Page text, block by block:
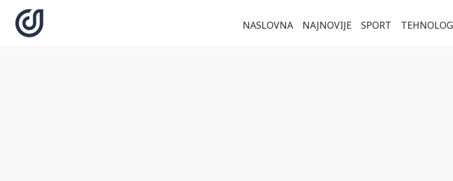
NASLOVNA NAJNOVIJE SPORT